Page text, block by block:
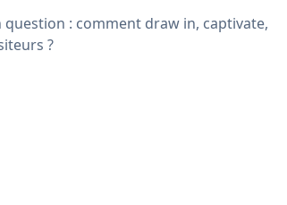
: comment draw in, captivate,
?